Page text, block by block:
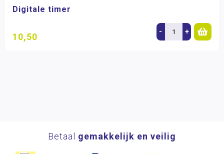
Digitale timer
10,50 - +
Betaal gemakkelijk en veilig